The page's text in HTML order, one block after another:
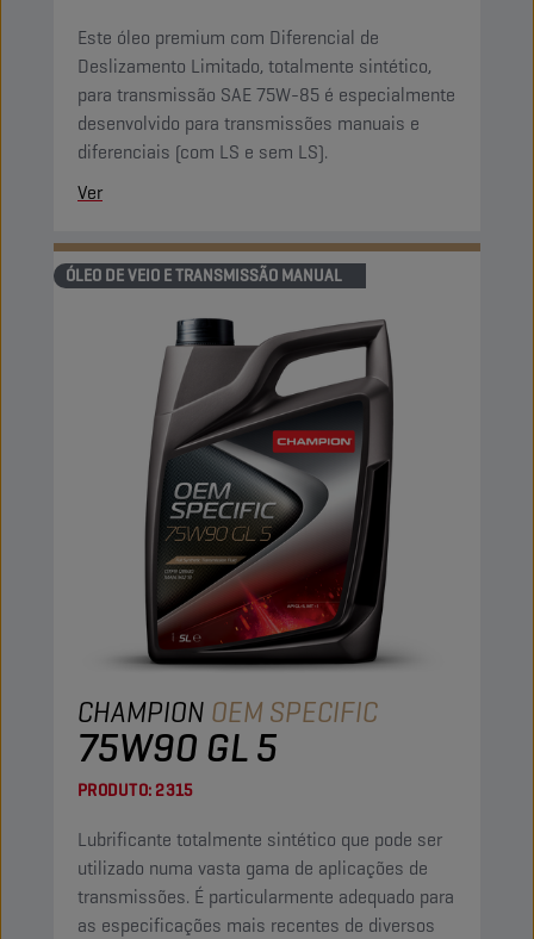
Este óleo premium com Diferencial de
Deslizamento Limitado, totalmente sintético,
para transmissão SAE 75W-85 é especialmente
desenvolvido para transmissões manuais e
diferenciais (com LS e sem LS).
Ver
ÓLEO DE VEIO E TRANSMISSÃO MANUAL
CHAMPION OEM SPECIFIC
75W90 GL 5
PRODUTO:2315
Lubrificante totalmente sintético que pode ser
utilizado numa vasta gama de aplicações de
transmissões. É particularmente adequado para
as especificações mais recentes de diversos